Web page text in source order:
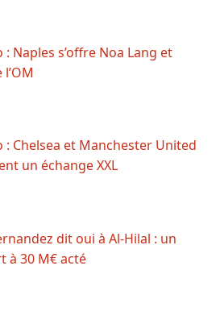
Naples s’offre Noa Lang et
: Chelsea et Manchester United
un échange XXL
dit oui à Al-Hilal : un
à 30 M€ acté